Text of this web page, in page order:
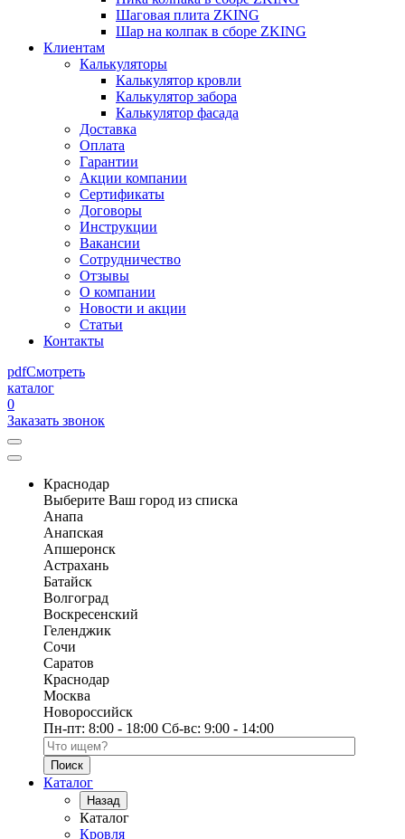
Шаговая плита ZKING
Шар на колпак в сборе ZKING
Клиентам
Калькуляторы
Калькулятор кровли
Калькулятор забора
Калькулятор фасада
Доставка
Оплата
Гарантии
Акции компании
Сертификаты
Договоры
Инструкции
Вакансии
Сотрудничество
Отзывы
О компании
Новости и акции
Статьи
Контакты
pdfСмотреть
каталог
0
Заказать звонок
Краснодар
Выберите Ваш город из списка
Анапа
Анапская
Апшеронск
Астрахань
Батайск
Волгоград
Воскресенский
Геленджик
Сочи
Саратов
Краснодар
Москва
Новороссийск
Пн-пт: 8:00 - 18:00 Сб-вс: 9:00 - 14:00
Поиск по каталогу
Каталог
Назад
Каталог
Кровля